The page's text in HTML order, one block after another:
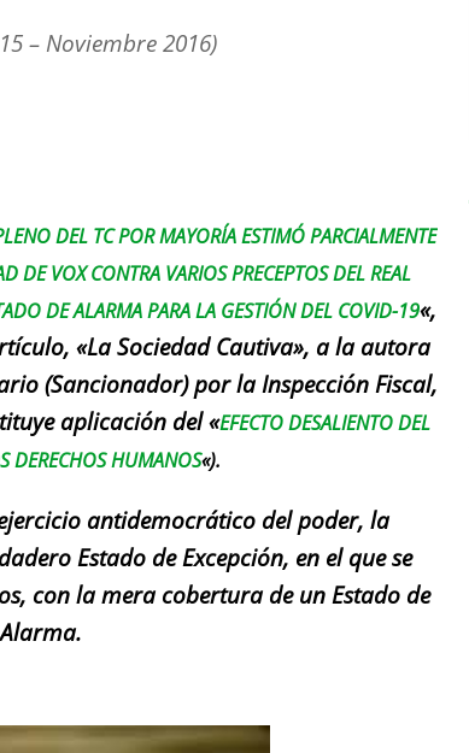
– Noviembre 2016)
DEL TC POR MAYORÍA ESTIMÓ PARCIALMENTE
DE VOX CONTRA VARIOS PRECEPTOS DEL REAL
DE ALARMA PARA LA GESTIÓN DEL COVID-19«,
«La Sociedad Cautiva», a la autora
(Sancionador) por la Inspección Fiscal,
aplicación del «EFECTO DESALIENTO DEL
DERECHOS HUMANOS«).
antidemocrático del poder, la
Estado de Excepción, en el que se
con la mera cobertura de un Estado de
Alarma.